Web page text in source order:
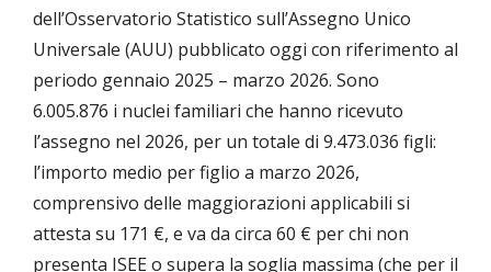
dell’Osservatorio Statistico sull’Assegno Unico
Universale (AUU) pubblicato oggi con riferimento al
periodo gennaio 2025 – marzo 2026. Sono
6.005.876 i nuclei familiari che hanno ricevuto
l’assegno nel 2026, per un totale di 9.473.036 figli:
l’importo medio per figlio a marzo 2026,
comprensivo delle maggiorazioni applicabili si
attesta su 171 €, e va da circa 60 € per chi non
presenta ISEE o supera la soglia massima (che per il